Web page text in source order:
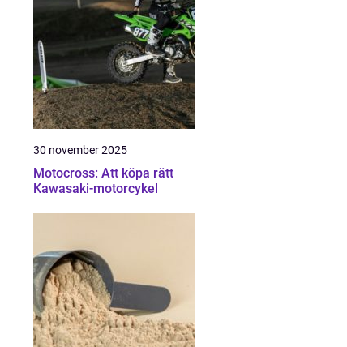
30 november 2025
Motocross: Att köpa rätt
Kawasaki-motorcykel